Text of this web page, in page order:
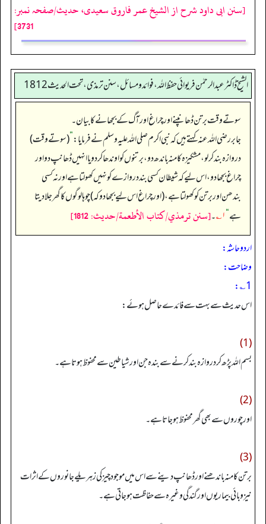
[سنن ابی داود شرح از الشیخ عمر فاروق سعیدی، حدیث/صفحہ نمبر:
3731]
الشیخ ڈاکٹر عبد الرحمٰن فریوائی حفظ اللہ، فوائد و مسائل، سنن ترمذی، تحت الحديث 1812
سوتے وقت برتن ڈھانپنے اور چراغ اور آگ کے بجھانے کا بیان۔
جابر رضی الله عنہ کہتے ہیں کہ نبی اکرم صلی اللہ علیہ وسلم نے فرمایا:”(سوتے وقت)
دروازہ بند کر لو، مشکیزہ کا منہ باندھ دو، برتنوں کو اوندھا کر دو یا انہیں ڈھانپ دو اور
چراغ بجھا دو، اس لیے کہ شیطان کسی بند دروازے کو نہیں کھولتا ہے اور نہ کسی
بندھن اور برتن کو کھولتا ہے، (اور چراغ اس لیے بجھا دو کہ) چوہا لوگوں کا گھر جلا دیتا
ہے“۱؎ ۔[سنن ترمذي/كتاب الأطعمة/حدیث: 1812]
اردو حاشہ:
وضاحت:
1؎:
اس حدیث سے بہت سے فائدے حاصل ہوئے:
(1)
بسم اللہ پڑھ کر دروازہ بند کرنے سے بندہ جن اور شیاطین سے محفوظ ہوتا ہے۔
(2)
اور چوروں سے بھی گھر محفوظ ہوجاتاہے۔
(3)
برتن کا منہ باندھنے اور ڈھانپ دینے سے اس میں موجود چیزکی زہریلے جانوروں کے اثرات
نیز وبائی بیماریوں اور گندگی وغیرہ سے حفاظت ہوجاتی ہے۔